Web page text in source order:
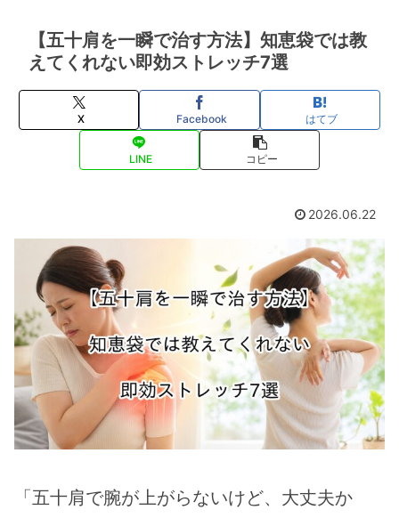
【五十肩を一瞬で治す方法】知恵袋では教
えてくれない即効ストレッチ7選
X Facebook はてブ
LINE コピー
2026.06.22
「五十肩で腕が上がらないけど、大丈夫か